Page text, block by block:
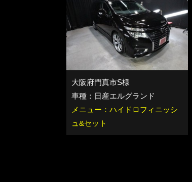
大阪府門真市S様
車種：日産エルグランド
メニュー：ハイドロフィニッシ
ュ&セット